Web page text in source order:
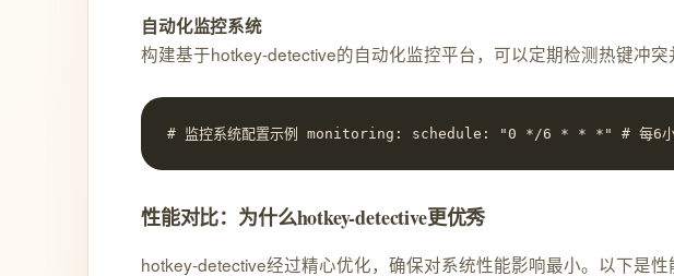
自动化监控系统
构建基于hotkey-detective的自动化监控平台，可以定期检测热键冲突
# 监控系统配置示例 monitoring: schedule: "0 */6 * * *" # 每6
性能对比：为什么hotkey-detective更优秀
hotkey-detective经过精心优化，确保对系统性能影响最小。以下是性